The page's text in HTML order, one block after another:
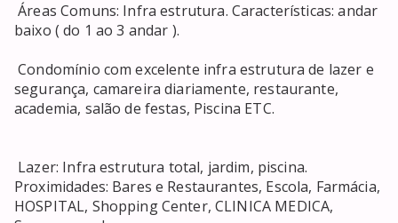
Áreas Comuns: Infra estrutura. Características: andar
baixo ( do 1 ao 3 andar ).
Condomínio com excelente infra estrutura de lazer e
segurança, camareira diariamente, restaurante,
academia, salão de festas, Piscina ETC.
Proximidades: Bares e Restaurantes, Escola, Farmácia,
HOSPITAL, Shopping Center, CLINICA MEDICA,